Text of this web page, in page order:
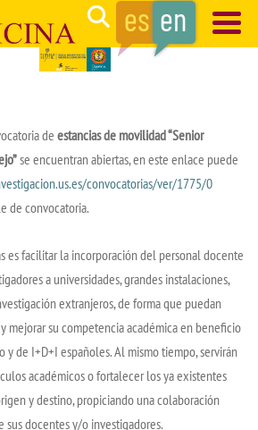
Search
de estancias de movilidad “Senior
se encuentran abiertas, en este enlace puede
convocatorias/ver/1775/0
de convocatoria.
es facilitar la incorporación del personal docente
a universidades, grandes instalaciones,
extranjeros, de forma que puedan
mejorar su competencia académica en beneficio
y de I+D+I españoles. Al mismo tiempo, servirán
académicos o fortalecer los ya existentes
y destino, propiciando una colaboración
docentes y/o investigadores.